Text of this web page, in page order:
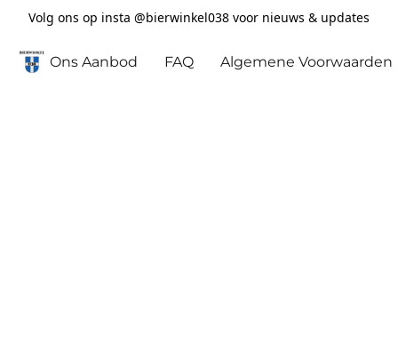
Volg ons op insta @bierwinkel038 voor nieuws & updates
Ons Aanbod FAQ Algemene Voorwaarden